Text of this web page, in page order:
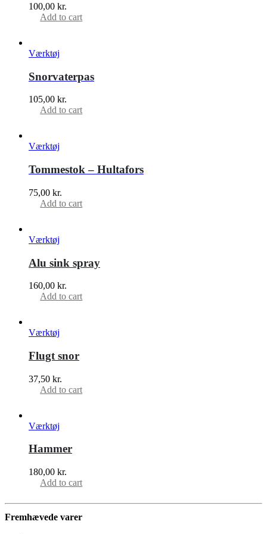
100,00 kr.
Add to cart
Værktøj
Snorvaterpas
105,00 kr.
Add to cart
Værktøj
Tommestok – Hultafors
75,00 kr.
Add to cart
Værktøj
Alu sink spray
160,00 kr.
Add to cart
Værktøj
Flugt snor
37,50 kr.
Add to cart
Værktøj
Hammer
180,00 kr.
Add to cart
Fremhævede varer